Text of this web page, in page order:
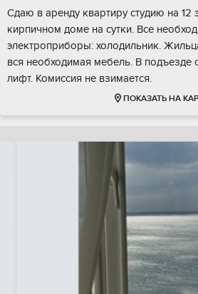
Сдаю в аренду квартиру студию на 12
кирпичном доме на сутки. Все
электроприборы: холодильник.
вся необходимая мебель. В подъезде
лифт. Комиссия не взимается.
ПОКАЗАТЬ НА